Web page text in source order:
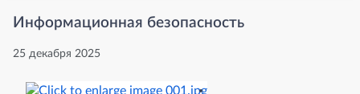
Информационная безопасность
25 декабря 2025